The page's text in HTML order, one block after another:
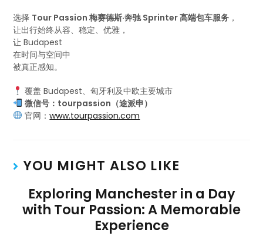
选择 Tour Passion 梅赛德斯·奔驰 Sprinter 高端包车服务 ，
让出行始终从容、稳定、优雅，
让 Budapest
在时间与空间中
被真正感知。
覆盖 Budapest、匈牙利及中欧主要城市
微信号：tourpassion（途派申）
官网：www.tourpassion.com
YOU MIGHT ALSO LIKE
Exploring Manchester in a Day
with Tour Passion: A Memorable
Experience